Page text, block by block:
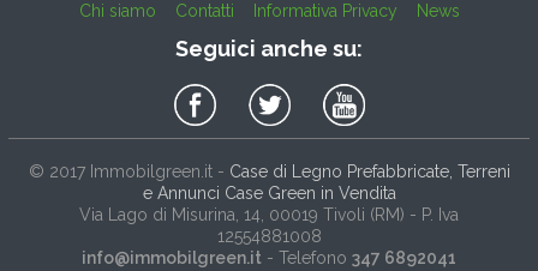
Chi siamo Contatti Informativa Privacy News
Seguici anche su:
© 2017 Immobilgreen.it- Case di Legno Prefabbricate, Terreni
e Annunci Case Green in Vendita
Via Lago di Misurina, 14 , 00019 Tivoli (RM) - P. Iva
12554881008
info@immobilgreen.it - Telefono 347 6892041